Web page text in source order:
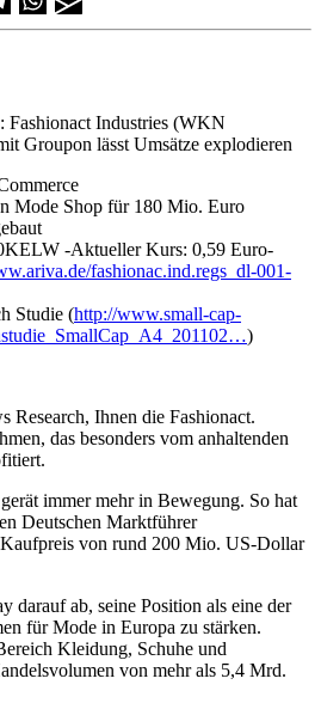
Fashionact Industries (WKN
Groupon lässt Umsätze explodieren
Mode Shop für 180 Mio. Euro
-Aktueller Kurs: 0,59 Euro-
fashionac.ind.regs_dl-001-
Studie (http://www.small-cap-
)
Research, Ihnen die Fashionact.
das besonders vom anhaltenden
immer mehr in Bewegung. So hat
Deutschen Marktführer
von rund 200 Mio. US-Dollar
darauf ab, seine Position als eine der
für Mode in Europa zu stärken.
Kleidung, Schuhe und
von mehr als 5,4 Mrd.